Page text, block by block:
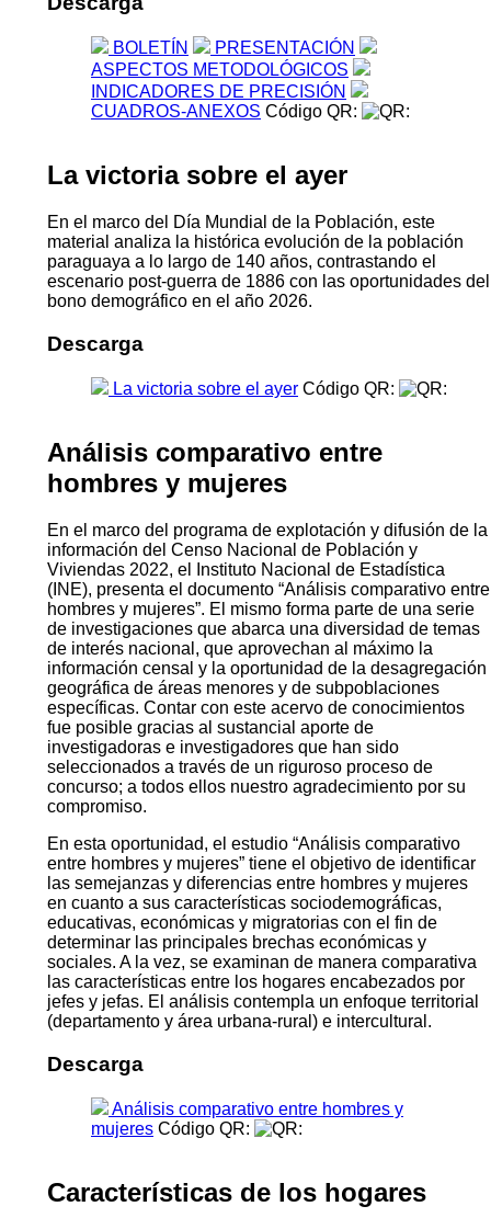
BOLETÍN
PRESENTACIÓN
ASPECTOS METODOLÓGICOS
INDICADORES DE PRECISIÓN
CUADROS-ANEXOS Código QR:
La victoria sobre el ayer
En el marco del Día Mundial de la Población, este
material analiza la histórica evolución de la población
paraguaya a lo largo de 140 años, contrastando el
escenario post-guerra de 1886 con las oportunidades del
bono demográfico en el año 2026.
Descarga
La victoria sobre el ayer Código QR:
Análisis comparativo entre
hombres y mujeres
En el marco del programa de explotación y difusión de la
información del Censo Nacional de Población y
Viviendas 2022, el Instituto Nacional de Estadística
(INE), presenta el documento “Análisis comparativo entre
hombres y mujeres”. El mismo forma parte de una serie
de investigaciones que abarca una diversidad de temas
de interés nacional, que aprovechan al máximo la
información censal y la oportunidad de la desagregación
geográfica de áreas menores y de subpoblaciones
específicas. Contar con este acervo de conocimientos
fue posible gracias al sustancial aporte de
investigadoras e investigadores que han sido
seleccionados a través de un riguroso proceso de
concurso; a todos ellos nuestro agradecimiento por su
compromiso.
En esta oportunidad, el estudio “Análisis comparativo
entre hombres y mujeres” tiene el objetivo de identificar
las semejanzas y diferencias entre hombres y mujeres
en cuanto a sus características sociodemográficas,
educativas, económicas y migratorias con el fin de
determinar las principales brechas económicas y
sociales. A la vez, se examinan de manera comparativa
las características entre los hogares encabezados por
jefes y jefas. El análisis contempla un enfoque territorial
(departamento y área urbana-rural) e intercultural.
Descarga
Análisis comparativo entre hombres y
mujeres Código QR:
Características de los hogares